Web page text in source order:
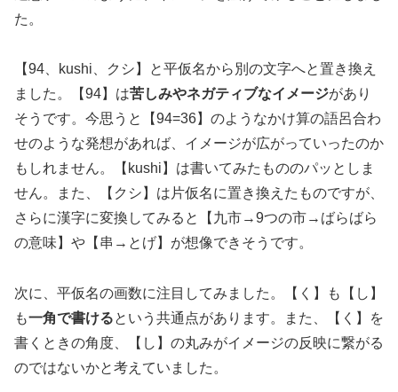
た。
【94、kushi、クシ】と平仮名から別の文字へと置き換え
ました。【94】は苦しみやネガティブなイメージがあり
そうです。今思うと【94=36】のようなかけ算の語呂合わ
せのような発想があれば、イメージが広がっていったのか
もしれません。【kushi】は書いてみたもののパッとしま
せん。また、【クシ】は片仮名に置き換えたものですが、
さらに漢字に変換してみると【九市→9つの市→ばらばら
の意味】や【串→とげ】が想像できそうです。
次に、平仮名の画数に注目してみました。【く】も【し】
も一角で書けるという共通点があります。また、【く】を
書くときの角度、【し】の丸みがイメージの反映に繋がる
のではないかと考えていました。